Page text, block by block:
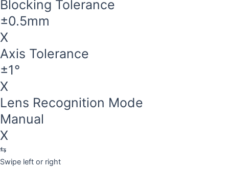
Blocking Tolerance
±0.5mm
X
Axis Tolerance
±1°
X
Lens Recognition Mode
Manual
X
⇆
Swipe left or right